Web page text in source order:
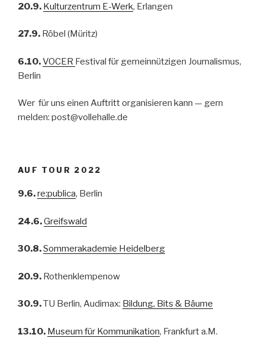
20.9. Kulturzentrum E-Werk, Erlangen
27.9. Röbel (Müritz)
6.10.VOCER Festival für gemeinnützigen Journalismus,
Berlin
Wer für uns einen Auftritt organisieren kann — gern
melden: post@vollehalle.de
AUF TOUR 2022
9.6.re:publica, Berlin
24.6.Greifswald
30.8.Sommerakademie Heidelberg
20.9. Rothenklempenow
30.9.TU Berlin, Audimax: Bildung, Bits & Bäume
13.10. Museum für Kommunikation, Frankfurt a.M.